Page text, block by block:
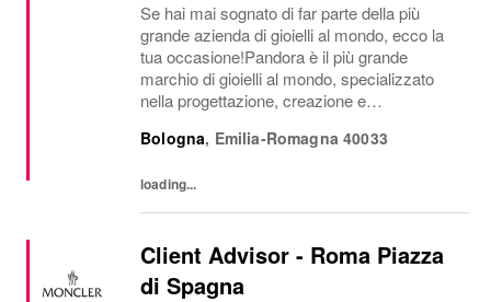
Se hai mai sognato di far parte della più
grande azienda di gioielli al mondo, ecco la
tua occasione!Pandora è il più grande
marchio di gioielli al mondo, specializzato
nella progettazione, creazione e
accessibili realizzati con materiali di alta
Bologna, Emilia-Romagna 40033
loading...
Client Advisor - Roma Piazza
di Spagna